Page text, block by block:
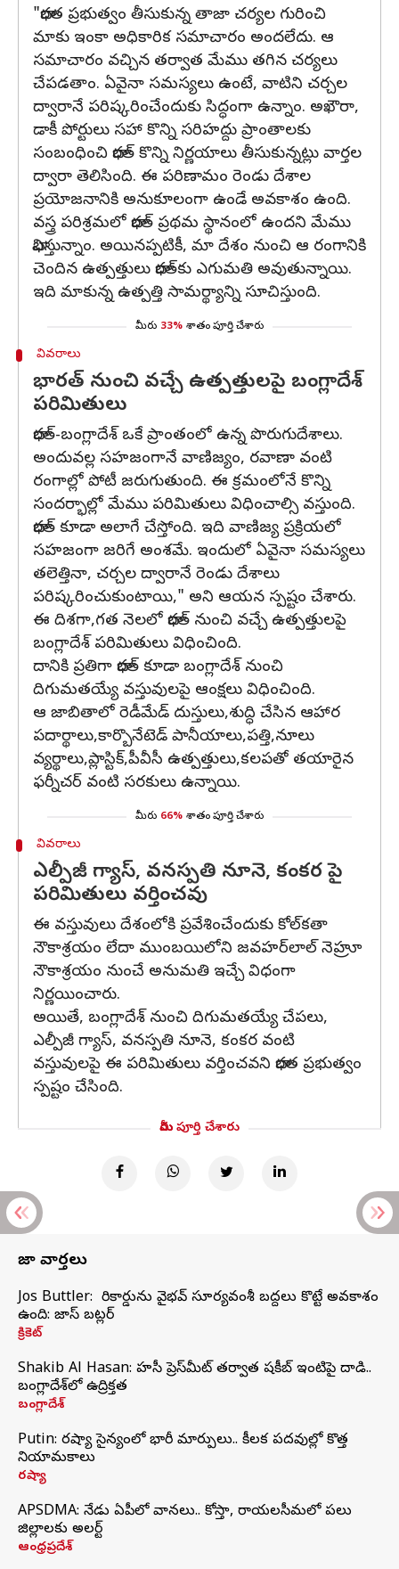
"భారత ప్రభుత్వం తీసుకున్న తాజా చర్యల గురించి
మాకు ఇంకా అధికారిక సమాచారం అందలేదు. ఆ
సమాచారం వచ్చిన తర్వాత మేము తగిన చర్యలు
చేపడతాం. ఏవైనా సమస్యలు ఉంటే, వాటిని చర్చల
ద్వారానే పరిష్కరించేందుకు సిద్ధంగా ఉన్నాం. అఖౌరా,
డాకీ పోర్టులు సహా కొన్ని సరిహద్దు ప్రాంతాలకు
సంబంధించి భారత్ కొన్ని నిర్ణయాలు తీసుకున్నట్లు వార్తల
ద్వారా తెలిసింది. ఈ పరిణామం రెండు దేశాల
ప్రయోజనానికి అనుకూలంగా ఉండే అవకాశం ఉంది.
వస్త్ర పరిశ్రమలో భారత్‌ ప్రథమ స్థానంలో ఉందని మేము
భావిస్తున్నాం. అయినప్పటికీ, మా దేశం నుంచి ఆ రంగానికి
చెందిన ఉత్పత్తులు భారత్‌కు ఎగుమతి అవుతున్నాయి.
ఇది మాకున్న ఉత్పత్తి సామర్థ్యాన్ని సూచిస్తుంది.
మీరు 33% శాతం పూర్తి చేశారు
వివరాలు
భారత్‌ నుంచి వచ్చే ఉత్పత్తులపై బంగ్లాదేశ్‌
పరిమితులు
భారత్‌-బంగ్లాదేశ్‌ ఒకే ప్రాంతంలో ఉన్న పొరుగుదేశాలు.
అందువల్ల సహజంగానే వాణిజ్యం, రవాణా వంటి
రంగాల్లో పోటీ జరుగుతుంది. ఈ క్రమంలోనే కొన్ని
సందర్భాల్లో మేము పరిమితులు విధించాల్సి వస్తుంది.
భారత్‌ కూడా అలాగే చేస్తోంది. ఇది వాణిజ్య ప్రక్రియలో
సహజంగా జరిగే అంశమే. ఇందులో ఏవైనా సమస్యలు
తలెత్తినా, చర్చల ద్వారానే రెండు దేశాలు
పరిష్కరించుకుంటాయి," అని ఆయన స్పష్టం చేశారు.
ఈ దిశగా,గత నెలలో భారత్‌ నుంచి వచ్చే ఉత్పత్తులపై
బంగ్లాదేశ్‌ పరిమితులు విధించింది.
దానికి ప్రతిగా భారత్‌ కూడా బంగ్లాదేశ్‌ నుంచి
దిగుమతయ్యే వస్తువులపై ఆంక్షలు విధించింది.
ఆ జాబితాలో రెడీమేడ్‌ దుస్తులు,శుద్ధి చేసిన ఆహార
పదార్థాలు,కార్బొనేటెడ్‌ పానీయాలు,పత్తి,నూలు
వ్యర్థాలు,ప్లాస్టిక్‌,పీవీసీ ఉత్పత్తులు,కలపతో తయారైన
ఫర్నీచర్‌ వంటి సరకులు ఉన్నాయి.
మీరు 66% శాతం పూర్తి చేశారు
వివరాలు
ఎల్పీజీ గ్యాస్‌, వనస్పతి నూనె, కంకర పై
పరిమితులు వర్తించవు
ఈ వస్తువులు దేశంలోకి ప్రవేశించేందుకు కోల్‌కతా
నౌకాశ్రయం లేదా ముంబయిలోని జవహర్‌లాల్ నెహ్రూ
నౌకాశ్రయం నుంచే అనుమతి ఇచ్చే విధంగా
నిర్ణయించారు.
అయితే, బంగ్లాదేశ్‌ నుంచి దిగుమతయ్యే చేపలు,
ఎల్పీజీ గ్యాస్‌, వనస్పతి నూనె, కంకర వంటి
వస్తువులపై ఈ పరిమితులు వర్తించవని భారత ప్రభుత్వం
స్పష్టం చేసింది.
మీరు పూర్తి చేశారు
తాజా వార్తలు
Jos Buttler: నా రికార్డును వైభవ్ సూర్యవంశీ బద్దలు కొట్టే అవకాశం
ఉంది: జాస్ బట్లర్
క్రికెట్
Shakib Al Hasan: హసీనా ప్రెస్‌మీట్‌ తర్వాత షకీబ్‌ ఇంటిపై దాడి..
బంగ్లాదేశ్‌లో ఉద్రిక్తత
బంగ్లాదేశ్
Putin: రష్యా సైన్యంలో భారీ మార్పులు.. కీలక పదవుల్లో కొత్త
నియామకాలు
రష్యా
APSDMA: నేడు ఏపీలో వానలు.. కోస్తా, రాయలసీమలో పలు
జిల్లాలకు అలర్ట్
ఆంధ్రప్రదేశ్